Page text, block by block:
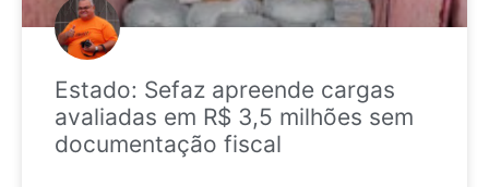
Estado: Sefaz apreende cargas
avaliadas em R$ 3,5 milhões sem
documentação fiscal